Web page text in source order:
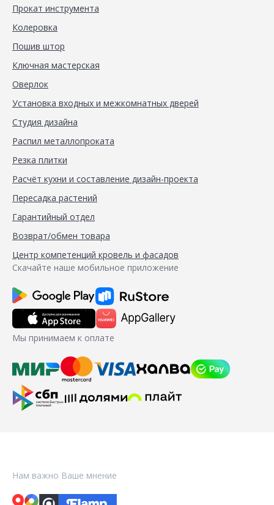
Прокат инструмента
Колеровка
Пошив штор
Ключная мастерская
Оверлок
Установка входных и межкомнатных дверей
Студия дизайна
Распил металлопроката
Резка плитки
Расчёт кухни и составление дизайн-проекта
Пересадка растений
Гарантийный отдел
Возврат/обмен товара
Центр компетенций кровель и фасадов
Скачайте наше мобильное приложение
Мы принимаем к оплате
Нам важно Ваше мнение